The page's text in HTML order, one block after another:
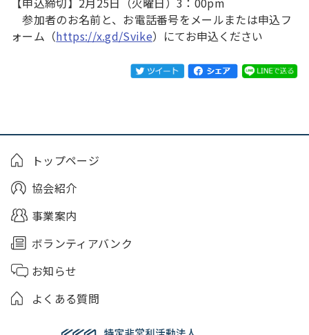
参加者のお名前と、お電話番号をメールまたは申込フ
ォーム（https://x.gd/Svike） にてお申込ください
トップページ
協会紹介
事業案内
ボランティアバンク
お知らせ
よくある質問